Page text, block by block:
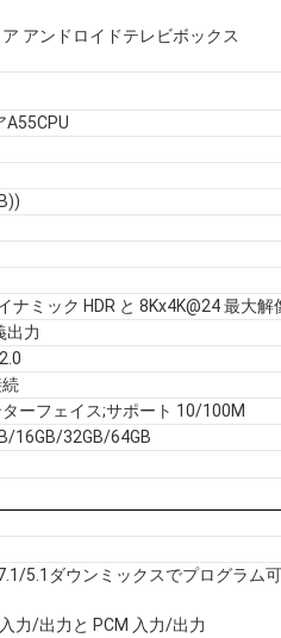
アンドロイドテレビボックス
ナミック HDR と 8Kx4K@24 最大解
出力
ーフェイス;サポート 10/100M
16GB/32GB/64GB
5.1ダウンミックスでプログラム
力/出力と PCM 入力/出力